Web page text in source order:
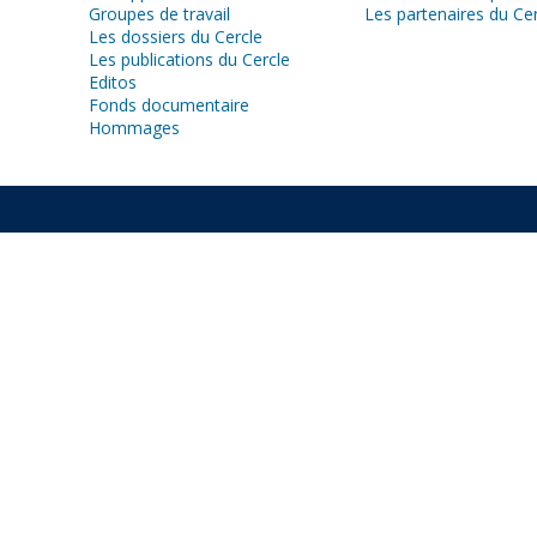
Groupes de travail
Les dossiers du Cercle
Les publications du Cercle
Editos
Fonds documentaire
Hommages
Les partenaires du